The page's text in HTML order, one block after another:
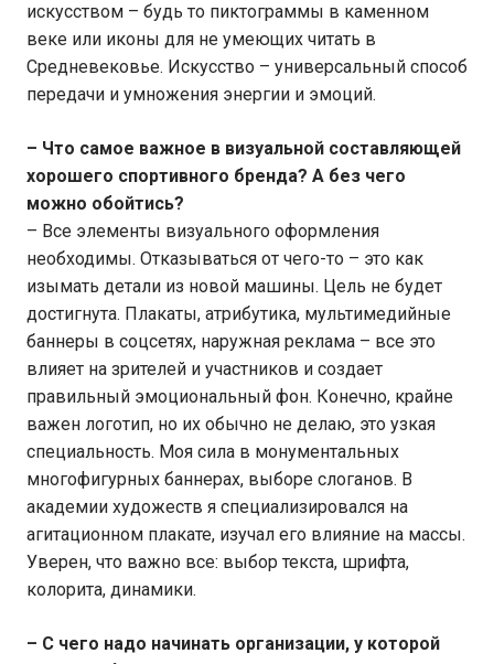
искусством – будь то пиктограммы в каменном
веке или иконы для не умеющих читать в
Средневековье. Искусство – универсальный способ
передачи и умножения энергии и эмоций.
– Что самое важное в визуальной составляющей
хорошего спортивного бренда? А без чего
можно обойтись?
– Все элементы визуального оформления
необходимы. Отказываться от чего-то – это как
изымать детали из новой машины. Цель не будет
достигнута. Плакаты, атрибутика, мультимедийные
баннеры в соцсетях, наружная реклама – все это
влияет на зрителей и участников и создает
правильный эмоциональный фон. Конечно, крайне
важен логотип, но их обычно не делаю, это узкая
специальность. Моя сила в монументальных
многофигурных баннерах, выборе слоганов. В
академии художеств я специализировался на
агитационном плакате, изучал его влияние на массы.
Уверен, что важно все: выбор текста, шрифта,
колорита, динамики.
– С чего надо начинать организации, у которой